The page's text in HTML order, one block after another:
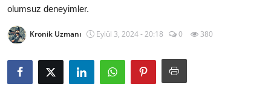
Sigorta & Kasko
Vergi & ÖTV & MTV
Muayene & Ruhsat
olumsuz deneyimler.
Kronik Uzmanı Eylül 3, 2024 - 20:18 0 380